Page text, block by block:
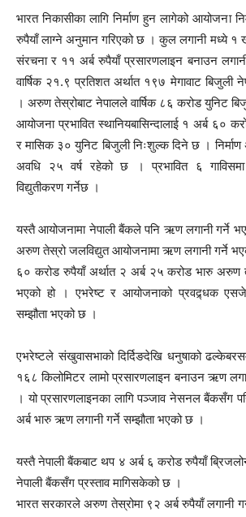
भारत निकासीका लागि निर्माण हुन लागेको आयोजना
रुपैयाँ लाग्ने अनुमान गरिएको छ । कुल लगानी मध्ये १
संरचना र ११ अर्ब रुपैयाँ प्रसारणलाइन बनाउन
वार्षिक २१.९ प्रतिशत अर्थात १९७ मेगावाट बिजुली
। अरुण तेस्रोबाट नेपालले वार्षिक ८६ करोड युनिट
आयोजना प्रभावित स्थानियबासिन्दालाई १ अर्ब ६०
र मासिक ३० युनिट बिजुली निःशुल्क दिने छ ।
अवधि २५ वर्ष रहेको छ । प्रभावित ६
विद्युतीकरण गर्नेछ ।
यस्तै आयोजनामा नेपाली बैंकले पनि ऋण लगानी गर्ने
अरुण तेस्रो जलविद्युत आयोजनामा ऋण लगानी गर्ने
६० करोड रुपैयाँ अर्थात २ अर्ब २५ करोड भारु अरुण
भएको हो । एभरेष्ट र आयोजनाको प्रवद्र्धक
सम्झौता भएको छ ।
एभरेष्टले संखुवासभाको दिर्दिङदेखि धनुषाको
१६८ किलोमिटर लामो प्रसारणलाइन बनाउन ऋण
। यो प्रसारणलाइनका लागि पञ्जाव नेसनल बैंकसँग
अर्ब भारु ऋण लगानी गर्ने सम्झौता भएको छ ।
यस्तै नेपाली बैंकबाट थप ४ अर्ब ६ करोड रुपैयाँ
नेपाली बैंकसँग प्रस्ताव मागिसकेको छ ।
भारत सरकारले अरुण तेस्रोमा ९२ अर्ब रुपैयाँ लगानी